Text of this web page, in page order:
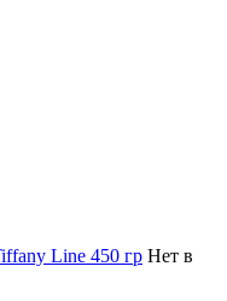
Line 450 гр Нет в